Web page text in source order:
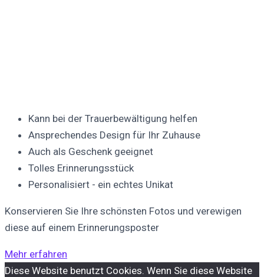
Kann bei der Trauerbewältigung helfen
Ansprechendes Design für Ihr Zuhause
Auch als Geschenk geeignet
Tolles Erinnerungsstück
Personalisiert - ein echtes Unikat
Konservieren Sie Ihre schönsten Fotos und verewigen
diese auf einem Erinnerungsposter
Mehr erfahren
Diese Website benutzt Cookies. Wenn Sie diese Website